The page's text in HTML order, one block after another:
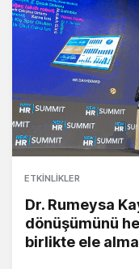
ETKINLIKLER
Dr. Rumeysa
dönüşümünü
birlikte ele